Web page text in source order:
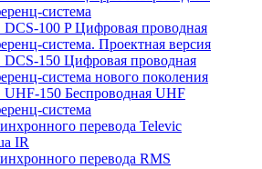
система
DCS-100 P Цифровая проводная
система. Проектная версия
DCS-150 Цифровая проводная
система нового поколения
UHF-150 Беспроводная UHF
система
перевода Televic
IR
перевода RMS